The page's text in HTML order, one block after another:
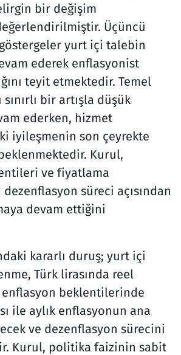
bir değişim
Üçüncü
yurt içi talebin
ederek enflasyonist
teyit etmektedir. Temel
bir artışla düşük
ederken, hizmet
iyileşmenin son çeyrekte
Kurul,
ve fiyatlama
dezenflasyon süreci açısından
devam ettiğini
kararlı duruş; yurt içi
Türk lirasında reel
enflasyon beklentilerinde
ile aylık enflasyonun ana
ve dezenflasyon sürecini
Kurul, politika faizinin sabit